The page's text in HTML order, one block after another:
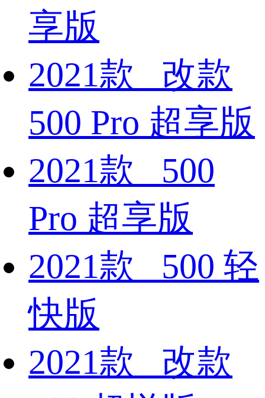
享版
2021款 改款
500 Pro 超享版
2021款 500
Pro 超享版
2021款 500 轻
快版
2021款 改款